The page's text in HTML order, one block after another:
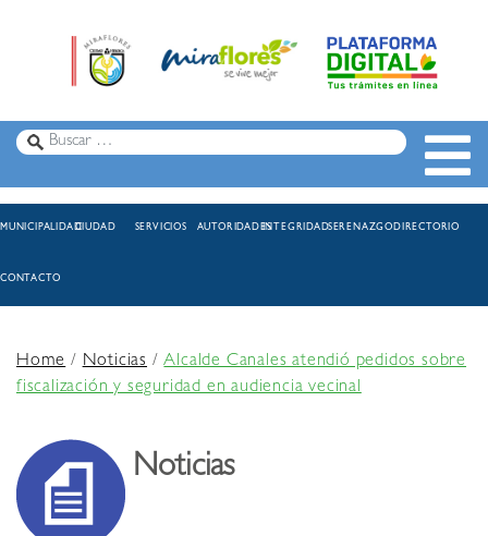
MUNICIPALIDADCIUDAD SERVICIOS AUTORIDADESINTEGRIDADSERENAZGODIRECTORIO
CONTACTO
Home/Noticias /Alcalde Canales atendió pedidos sobre
fiscalización y seguridad en audiencia vecinal
Noticias